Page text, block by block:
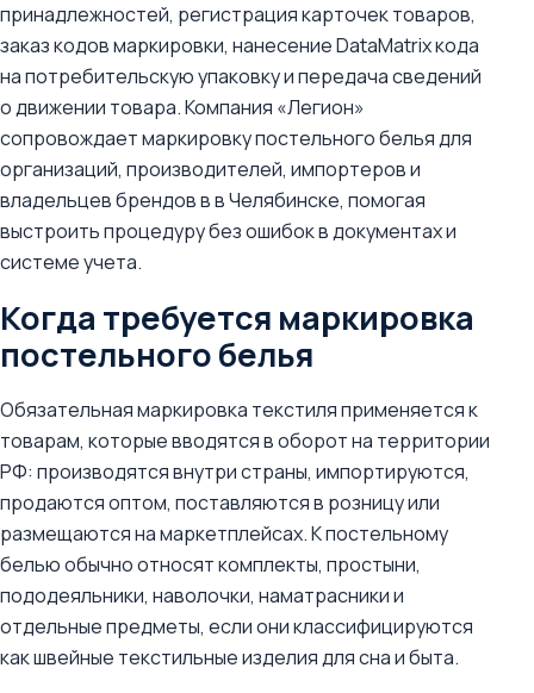
принадлежностей, регистрация карточек товаров,
заказ кодов маркировки, нанесение DataMatrix кода
на потребительскую упаковку и передача сведений
о движении товара. Компания «Легион»
сопровождает маркировку постельного белья для
организаций, производителей, импортеров и
владельцев брендов в в Челябинске, помогая
выстроить процедуру без ошибок в документах и
системе учета.
Когда требуется маркировка
постельного белья
Обязательная маркировка текстиля применяется к
товарам, которые вводятся в оборот на территории
РФ: производятся внутри страны, импортируются,
продаются оптом, поставляются в розницу или
размещаются на маркетплейсах. К постельному
белью обычно относят комплекты, простыни,
пододеяльники, наволочки, наматрасники и
отдельные предметы, если они классифицируются
как швейные текстильные изделия для сна и быта.